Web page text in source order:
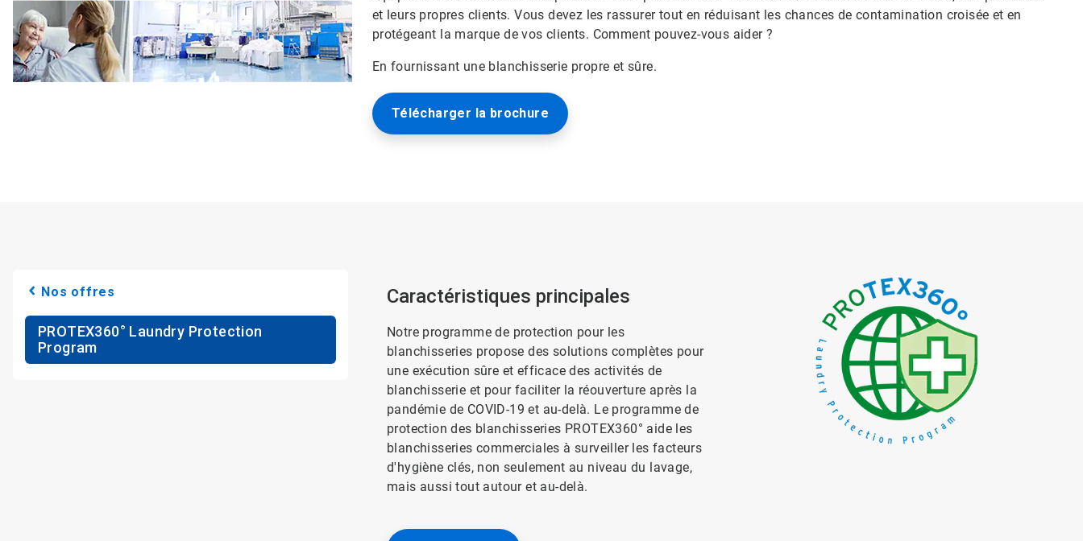
et leurs propres clients. Vous devez les rassurer tout en réduisant les chances de contamination croisée et en
protégeant la marque de vos clients. Comment pouvez-vous aider ?
En fournissant une blanchisserie propre et sûre.
Télécharger la brochure
Nos offres
PROTEX360° Laundry Protection
Program
Caractéristiques principales
Notre programme de protection pour les
blanchisseries propose des solutions complètes pour
une exécution sûre et efficace des activités de
blanchisserie et pour faciliter la réouverture après la
pandémie de COVID-19 et au-delà. Le programme de
protection des blanchisseries PROTEX360° aide les
blanchisseries commerciales à surveiller les facteurs
d'hygiène clés, non seulement au niveau du lavage,
mais aussi tout autour et au-delà.